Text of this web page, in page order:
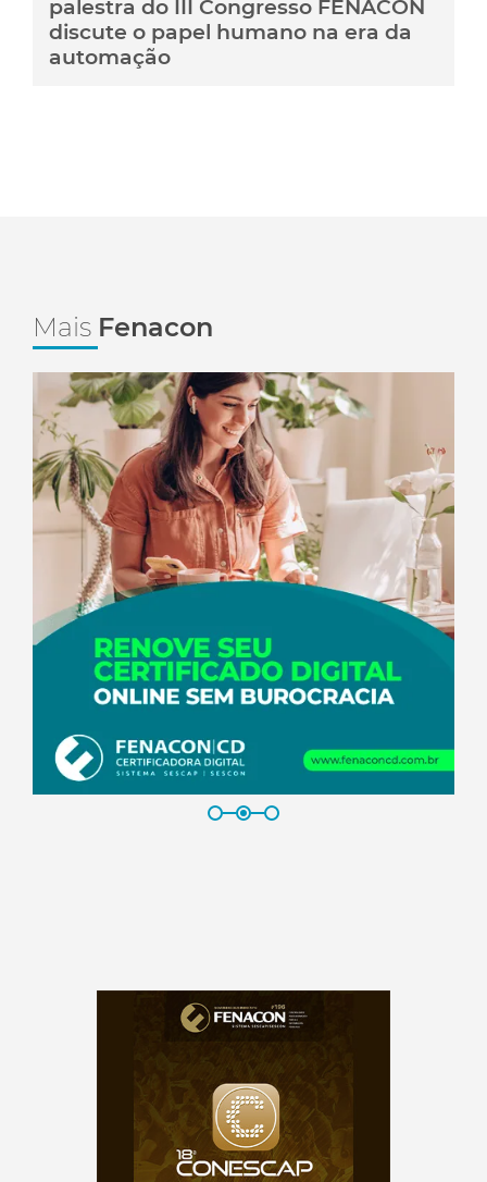
palestra do III Congresso FENACON
discute o papel humano na era da
automação
Mais Fenacon